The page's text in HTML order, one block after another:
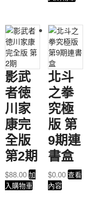
影武
者徳
川家
康完
全版
第2期
$88.00 加
入購物車
北斗
之拳
究極
版 第
9期連
書盒
$0.00 查看
內容